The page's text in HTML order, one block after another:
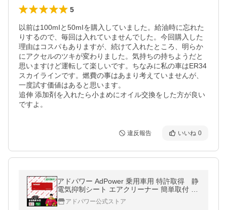
5
以前は100mIと50mIを購入していました。給油時に忘れた
りするので、毎回は入れていませんでした。今回購入した
理由はコスパもありますが、続けて入れたところ、明らか
にアクセルのツキが変わりました。気持ちの持ちようだと
思いますけど運転して楽しいです。ちなみに私の車はER34
スカイラインです。燃費の事はあまり考えていませんが、
一度試す価値はあると思います。
追伸 添加剤を入れたら小まめにオイル交換をした方が良い
ですよ。
違反報告 いいね 0
アドパワー AdPower 乗用車用 特許取得 静
電気抑制シート エアクリーナー 簡単取付 エ
ンジンへの空気流れを改善 除電 メンテナン
ス アドパワー公式ストア